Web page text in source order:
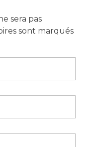
sera pas
sont marqués